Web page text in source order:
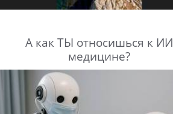
А как ТЫ относишься к ИИ
медицине?